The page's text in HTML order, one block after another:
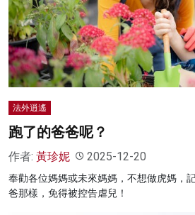
影片
名家榜
灼見活動
法外逍遙
跑了的爸爸呢？
作者: 黃珍妮 2025-12-20
奉勸各位媽媽或未來媽媽，不想做虎媽，
爸那樣，免得被控告虐兒！